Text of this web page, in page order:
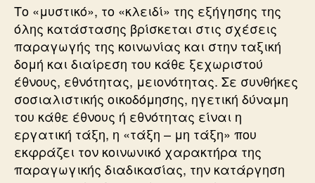
Το «μυστικό», το «κλειδί» της εξήγησης της
όλης κατάστασης βρίσκεται στις σχέσεις
παραγωγής της κοινωνίας και στην ταξική
δομή και διαίρεση του κάθε ξεχωριστού
έθνους, εθνότητας, μειονότητας. Σε συνθήκες
σοσιαλιστικής οικοδόμησης, ηγετική δύναμη
του κάθε έθνους ή εθνότητας είναι η
εργατική τάξη, η «τάξη – μη τάξη» που
εκφράζει τον κοινωνικό χαρακτήρα της
παραγωγικής διαδικασίας, την κατάργηση